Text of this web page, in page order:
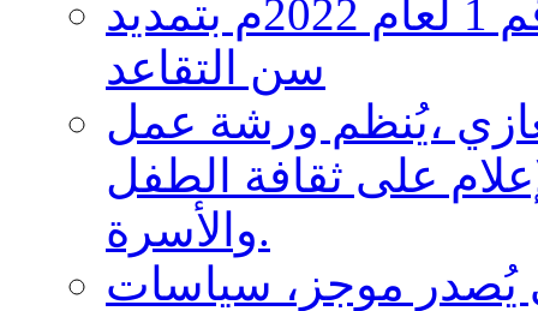
ليبيا: مجلس النواب يصدر قرار رقم 1 لعام 2022م بتمديد
سن التقاعد
،يُنظم ورشة عمل
على ثقافة الطفل
والأسرة.
يُصدر موجز، سياسات